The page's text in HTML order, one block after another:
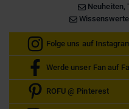
Neuheiten,
Folge uns auf
Werde unser Fan auf
ROFU @ Pinterest